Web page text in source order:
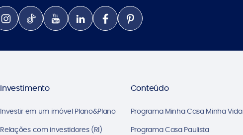
Investimento
Investir em um imóvel Plano&Plano
Relações com investidores (RI)
Conteúdo
Programa Minha Casa Minha Vida
Programa Casa Paulista